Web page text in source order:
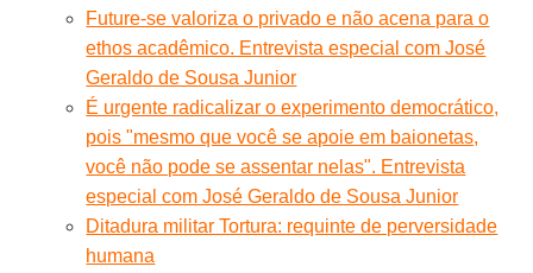
Future-se valoriza o privado e não acena para o
ethos acadêmico. Entrevista especial com José
Geraldo de Sousa Junior
É urgente radicalizar o experimento democrático,
pois "mesmo que você se apoie em baionetas,
você não pode se assentar nelas". Entrevista
especial com José Geraldo de Sousa Junior
Ditadura militar Tortura: requinte de perversidade
humana